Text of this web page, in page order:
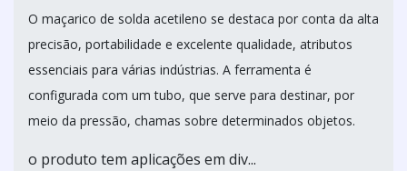
O maçarico de solda acetileno se destaca por conta da alta
precisão, portabilidade e excelente qualidade, atributos
essenciais para várias indústrias. A ferramenta é
configurada com um tubo, que serve para destinar, por
meio da pressão, chamas sobre determinados objetos.
o produto tem aplicações em div...